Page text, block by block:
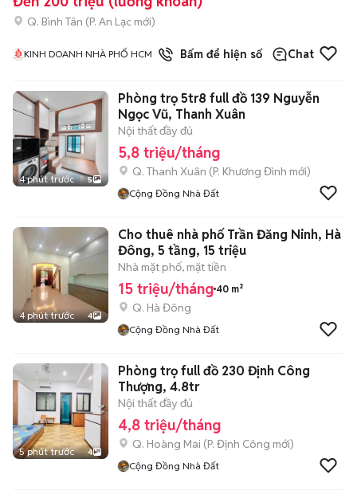
Q. Bình Tân (P. An Lạc mới)
KINH DOANH NHÀ PHỐ HCM 1đã bánBấm để hiện số Chat
4 phút trước 5
Phòng trọ 5tr8 full đồ 139 Nguyễn
Ngọc Vũ, Thanh Xuân
Nội thất đầy đủ
5,8 triệu/tháng
Q. Thanh Xuân (P. Khương Đình mới)
Cộng Đồng Nhà Đất
4 phút trước 4
Cho thuê nhà phố Trần Đăng Ninh, Hà
Đông, 5 tầng, 15 triệu
Nhà mặt phố, mặt tiền
15 triệu/tháng 40 m²
Q. Hà Đông
Cộng Đồng Nhà Đất
5 phút trước 4
Phòng trọ full đồ 230 Định Công
Thượng, 4.8tr
Nội thất đầy đủ
4,8 triệu/tháng
Q. Hoàng Mai (P. Định Công mới)
Cộng Đồng Nhà Đất